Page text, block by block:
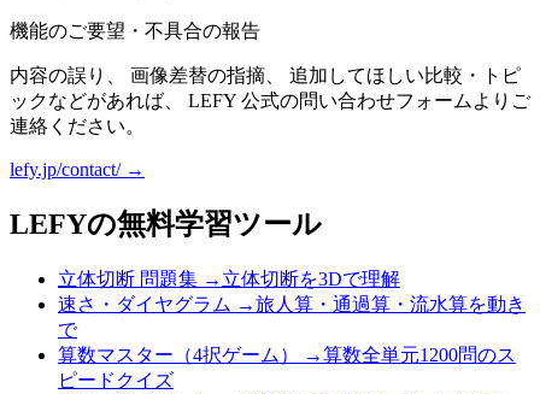
機能のご要望・不具合の報告
内容の誤り、 画像差替の指摘、 追加してほしい比較・トピ
ックなどがあれば、 LEFY 公式の問い合わせフォームよりご
連絡ください。
lefy.jp/contact/ →
LEFYの無料学習ツール
立体切断 問題集 → 立体切断を3Dで理解
速さ・ダイヤグラム →旅人算・通過算・流水算を動き
で
算数マスター（4択ゲーム）
→算数全単元1200問のス
ピードクイズ